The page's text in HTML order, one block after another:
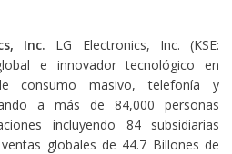
Inc. LG Electronics, Inc. (KSE:
e innovador tecnológico en
consumo masivo, telefonía y
a más de 84,000 personas
incluyendo 84 subsidiarias
globales de 44.7 Billones de